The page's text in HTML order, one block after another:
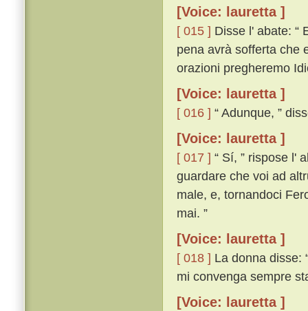
[Voice: lauretta ]
[ 015 ] Disse l' abate: “
pena avrà sofferta che
orazioni pregheremo
[Voice: lauretta ]
[ 016 ] “ Adunque, ”
[Voice: lauretta ]
[ 017 ] “ Sí, ” rispose l'
guardare che voi ad
male, e, tornandoci
mai. ”
[Voice: lauretta ]
[ 018 ] La donna disse:
mi convenga sempre
[Voice: lauretta ]